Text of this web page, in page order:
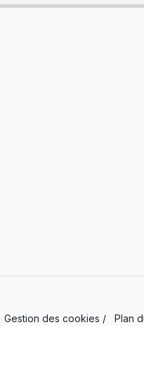
Gestion des cookies / Plan